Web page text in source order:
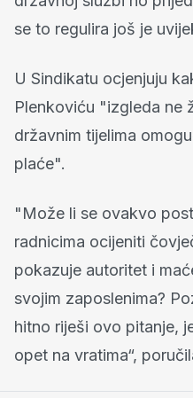
se to regulira još je
U Sindikatu ocjenjuju
Plenkoviću "izgleda ne
državnim tijelima
plaće".
"Može li se ovakvo
radnicima ocijeniti
pokazuje autoritet i
svojim zaposlenima?
hitno riješi ovo pitanje,
opet na vratima“,